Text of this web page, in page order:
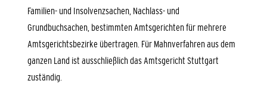
Familien- und Insolvenzsachen, Nachlass- und
Grundbuchsachen, bestimmten Amtsgerichten für mehrere
Amtsgerichtsbezirke übertragen. Für Mahnverfahren aus dem
ganzen Land ist ausschließlich das Amtsgericht Stuttgart
zuständig.